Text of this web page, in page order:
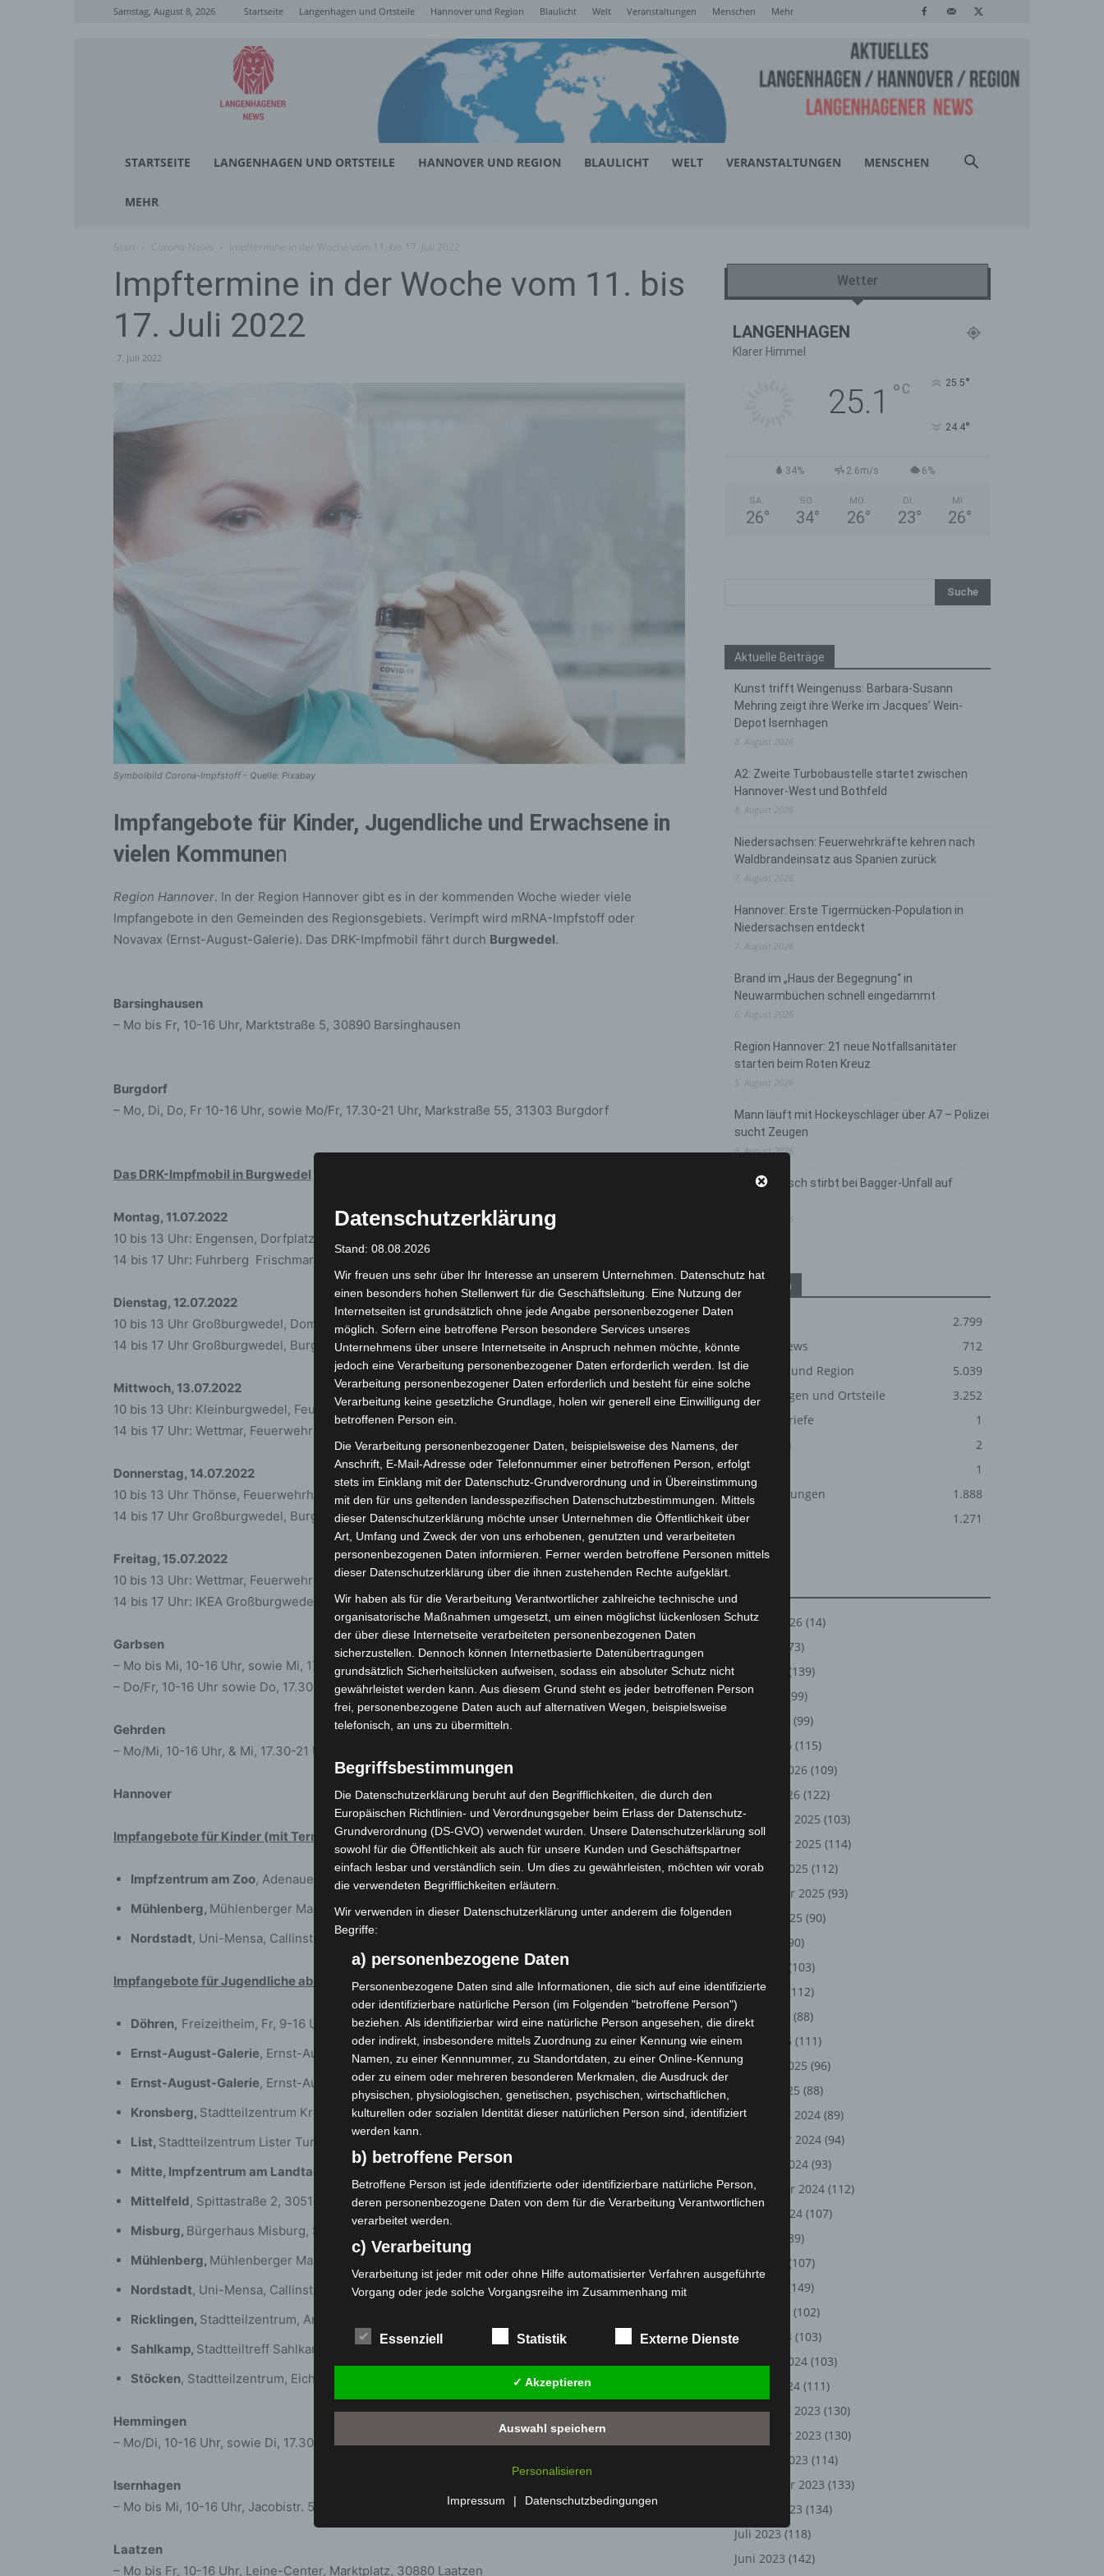
Samstag, August 8, 2026 Startseite Langenhagen und Ortsteile Hannover und Region Blaulicht Welt Veranstaltungen Menschen Mehr
Langenhagener
News
STARTSEITE LANGENHAGEN UND ORTSTEILE HANNOVER UND REGION BLAULICHT WELT VERANSTALTUNGEN MENSCHEN
MEHR
Impftermine in der Woche vom 11. bis
17. Juli 2022
7. Juli 2022
Symbolbild Corona-Impfstoff - Quelle: Pixabay
Impfangebote für Kinder, Jugendliche und Erwachsene in
vielen Kommunen
Region Hannover. In der Region Hannover gibt es in der kommenden Woche wieder viele
Impfangebote in den Gemeinden des Regionsgebiets. Verimpft wird mRNA-Impfstoff oder
Novavax (Ernst-August-Galerie). Das DRK-Impfmobil fährt durch Burgwedel.
Barsinghausen
– Mo bis Fr, 10-16 Uhr, Marktstraße 5, 30890 Barsinghausen
Burgdorf
– Mo, Di, Do, Fr 10-16 Uhr, sowie Mo/Fr, 17.30-21 Uhr, Markstraße 55, 31303 Burgdorf
Das DRK-Impfmobil in Burgwedel
Montag, 11.07.2022
10 bis 13 Uhr: Engensen, Dorfplatz Feuerwehrhaus, Thönser Str. 1, 30938 Burgwedel
14 bis 17 Uhr: Fuhrberg Frischmarkt, Mellendorfer Strasse 36a, 30938 Burgwedel
Dienstag, 12.07.2022
10 bis 13 Uhr Großburgwedel, Domfrontplatz, 30938 Burgwedel
14 bis 17 Uhr Großburgwedel, Burgapotheke, Von-Alten-Strasse 2, 30938 Burgwedel
Mittwoch, 13.07.2022
10 bis 13 Uhr: Kleinburgwedel, Feuerwehrhaus, Bahnhofstr. 2, 30938 Burgwedel
14 bis 17 Uhr: Wettmar, Feuerwehrhaus, Meitzer Weg 1, 30938 Burgwedel
Donnerstag, 14.07.2022
10 bis 13 Uhr Thönse, Feuerwehrhaus, Bruchstr. 1, 30938 Burgwedel
14 bis 17 Uhr Großburgwedel, Burgapotheke, Von-Alten-Strasse 2, 30938 Burgwedel
Freitag, 15.07.2022
10 bis 13 Uhr: Wettmar, Feuerwehrhaus Meitzer Weg 1, 30938 Burgwedel
14 bis 17 Uhr: IKEA Großburgwedel, Isernhägener Straße 14, 30938 Burgwedel
Garbsen
– Mo bis Mi, 10-16 Uhr, sowie Mi, 17.30-21 Uhr, Immenweg 5, 30827 Garbsen
– Do/Fr, 10-16 Uhr sowie Do, 17.30-21 Uhr, Hérouville-St.-Clair-Platz 1-3, 30823 Garbsen
Gehrden
– Mo/Mi, 10-16 Uhr, & Mi, 17.30-21 Uhr, Vierständehaus, Kirchstraße 5, 30989 Gehrden
Hannover
Impfangebote für Kinder (mit Terminvergabe)
Impfzentrum am Zoo, Adenauerallee 1, 30175 Hannover, Sa/So, 9-17 Uhr
Mühlenberg, Mühlenberger Markt 1, Stadtteilzentrum, Di, 16-20 Uhr
Nordstadt, Uni-Mensa, Callinstraße 23, Mo, 16-20 Uhr
Impfangebote für Jugendliche ab 12 Jahren und Erwachsene
Döhren, Freizeitheim, Fr, 9-16 Uhr, An der Wollebahn 1
Ernst-August-Galerie, Ernst-August-Platz 2, Mo bis Sa, 10-20 Uhr
Ernst-August-Galerie, Ernst-August-Platz 2, Mo bis Sa, 10-20 Uhr (Novavax)
Kronsberg, Stadtteilzentrum KroKus, Thie 6, Mi 10-17 Uhr
List, Stadtteilzentrum Lister Turm, Do 10-17 Uhr, Walderseestraße 100
Mitte, Impfzentrum am Landtag,
Leinstraße 27, Mo bis Do, 17-19 Uhr
Mittelfeld, Spittastraße 2, 30519 Hannover, Mi bis Fr, 9-17 Uhr
Misburg, Bürgerhaus Misburg, Seckbruchstr. 20, Mo/Do 10-17 Uhr, Mi 13-17 Uhr
Mühlenberg, Mühlenberger Markt 1, Stadtteilzentrum, Mo/Di, 10-16 Uhr
Nordstadt, Uni-Mensa, Callinstraße 23, Mo bis Fr, 9-16 Uhr & Do, 17.30-21 Uhr
Ricklingen, Stadtteilzentrum, Anne-Stache-Allee 7, Mi, 10-17 Uhr
Sahlkamp, Stadtteiltreff Sahlkamp, Elmstraße 15, Fr, 9-17 Uhr
Stöcken, Stadtteilzentrum, Eichsfelder Straße 101, Fr, 10-17 Uhr
Hemmingen
– Mo/Di, 10-16 Uhr, sowie Di, 17.30-21 Uhr, Rathausplatz 1, 30966 Hemmingen
Isernhagen
– Mo bis Mi, 10-16 Uhr, Jacobistr. 5, 30916 Isernhagen
Laatzen
– Mo bis Fr, 10-16 Uhr, Leine-Center, Marktplatz, 30880 Laatzen
Wetter
LANGENHAGEN
Klarer Himmel
25.1 ° C 25.5°
24.4°
34% 2.6m/s 6%
SA.
26°
SO.
34°
MO.
26°
DI.
23°
MI.
26°
Aktuelle Beiträge
Kunst trifft Weingenuss: Barbara-Susann
Mehring zeigt ihre Werke im Jacques’ Wein-
Depot Isernhagen
8. August 2026
A2: Zweite Turbobaustelle startet zwischen
Hannover-West und Bothfeld
8. August 2026
Niedersachsen: Feuerwehrkräfte kehren nach
Waldbrandeinsatz aus Spanien zurück
7. August 2026
Hannover: Erste Tigermücken-Population in
Niedersachsen entdeckt
7. August 2026
Brand im „Haus der Begegnung“ in
Neuwarmbüchen schnell eingedämmt
6. August 2026
Region Hannover: 21 neue Notfallsanitäter
starten beim Roten Kreuz
5. August 2026
Mann läuft mit Hockeyschläger über A7 – Polizei
sucht Zeugen
5. August 2026
Celle: Mensch stirbt bei Bagger-Unfall auf
Kategorien
2.799
Corona-News
712
Hannover und Region
5.039
Langenhagen und Ortsteile
3.252
Leserbriefe
1
Menschen
2
Über uns
1
Veranstaltungen
1.888
Welt
1.271
August 2026 (14)
(73)
(139)
Mai 2026
(99)
(99)
März 2026 (115)
Februar 2026 (109)
Januar 2026 (122)
Dezember 2025 (103)
November 2025 (114)
Oktober 2025 (112)
September 2025 (93)
August 2025 (90)
(90)
(103)
Mai 2025
(112)
April 2025
(88)
März 2025 (111)
Februar 2025 (96)
Januar 2025 (88)
Dezember 2024 (89)
November 2024 (94)
Oktober 2024 (93)
September 2024 (112)
August 2024 (107)
(89)
(107)
(149)
(102)
März 2024 (103)
Februar 2024 (103)
Januar 2024 (111)
Dezember 2023 (130)
November 2023 (130)
Oktober 2023 (114)
September 2023 (133)
August 2023 (134)
Juli 2023 (118)
Juni 2023 (142)
Datenschutzerklärung
Stand: 08.08.2026
Wir freuen uns sehr über Ihr Interesse an unserem Unternehmen. Datenschutz hat
einen besonders hohen Stellenwert für die Geschäftsleitung. Eine Nutzung der
Internetseiten ist grundsätzlich ohne jede Angabe personenbezogener Daten
möglich. Sofern eine betroffene Person besondere Services unseres
Unternehmens über unsere Internetseite in Anspruch nehmen möchte, könnte
jedoch eine Verarbeitung personenbezogener Daten erforderlich werden. Ist die
Verarbeitung personenbezogener Daten erforderlich und besteht für eine solche
Verarbeitung keine gesetzliche Grundlage, holen wir generell eine Einwilligung der
betroffenen Person ein.
Die Verarbeitung personenbezogener Daten, beispielsweise des Namens, der
Anschrift, E-Mail-Adresse oder Telefonnummer einer betroffenen Person, erfolgt
stets im Einklang mit der Datenschutz-Grundverordnung und in Übereinstimmung
mit den für uns geltenden landesspezifischen Datenschutzbestimmungen. Mittels
dieser Datenschutzerklärung möchte unser Unternehmen die Öffentlichkeit über
Art, Umfang und Zweck der von uns erhobenen, genutzten und verarbeiteten
personenbezogenen Daten informieren. Ferner werden betroffene Personen mittels
dieser Datenschutzerklärung über die ihnen zustehenden Rechte aufgeklärt.
Wir haben als für die Verarbeitung Verantwortlicher zahlreiche technische und
organisatorische Maßnahmen umgesetzt, um einen möglichst lückenlosen Schutz
der über diese Internetseite verarbeiteten personenbezogenen Daten
sicherzustellen. Dennoch können Internetbasierte Datenübertragungen
grundsätzlich Sicherheitslücken aufweisen, sodass ein absoluter Schutz nicht
gewährleistet werden kann. Aus diesem Grund steht es jeder betroffenen Person
frei, personenbezogene Daten auch auf alternativen Wegen, beispielsweise
telefonisch, an uns zu übermitteln.
Begriffsbestimmungen
Die Datenschutzerklärung beruht auf den Begrifflichkeiten, die durch den
Europäischen Richtlinien- und Verordnungsgeber beim Erlass der Datenschutz-
Grundverordnung (DS-GVO) verwendet wurden. Unsere Datenschutzerklärung soll
sowohl für die Öffentlichkeit als auch für unsere Kunden und Geschäftspartner
einfach lesbar und verständlich sein. Um dies zu gewährleisten, möchten wir vorab
die verwendeten Begrifflichkeiten erläutern.
Wir verwenden in dieser Datenschutzerklärung unter anderem die folgenden
Begriffe:
a) personenbezogene Daten
Personenbezogene Daten sind alle Informationen, die sich auf eine identifizierte
oder identifizierbare natürliche Person (im Folgenden "betroffene Person")
beziehen. Als identifizierbar wird eine natürliche Person angesehen, die direkt
oder indirekt, insbesondere mittels Zuordnung zu einer Kennung wie einem
Namen, zu einer Kennnummer, zu Standortdaten, zu einer Online-Kennung
oder zu einem oder mehreren besonderen Merkmalen, die Ausdruck der
physischen, physiologischen, genetischen, psychischen, wirtschaftlichen,
kulturellen oder sozialen Identität dieser natürlichen Person sind, identifiziert
werden kann.
b) betroffene Person
Betroffene Person ist jede identifizierte oder identifizierbare natürliche Person,
deren personenbezogene Daten von dem für die Verarbeitung Verantwortlichen
verarbeitet werden.
c) Verarbeitung
Verarbeitung ist jeder mit oder ohne Hilfe automatisierter Verfahren ausgeführte
Vorgang oder jede solche Vorgangsreihe im Zusammenhang mit
das Ordnen, die Speicherung, die Anpassung oder Veränderung, das Auslesen,
das Abfragen, die Verwendung, die Offenlegung durch Übermittlung, Verbreitung
oder eine andere Form der Bereitstellung, den Abgleich oder die Verknüpfung,
die Einschränkung, das Löschen oder die Vernichtung.
d) Einschränkung der Verarbeitung
Einschränkung der Verarbeitung ist die Markierung gespeicherter
Profiling ist jede Art der automatisierten Verarbeitung personenbezogener
Daten, die darin besteht, dass diese personenbezogenen Daten verwendet
werden, um bestimmte persönliche Aspekte, die sich auf eine natürliche Person
Essenziell Statistik Externe Dienste
✓ Akzeptieren
Auswahl speichern
Personalisieren
Impressum | Datenschutzbedingungen